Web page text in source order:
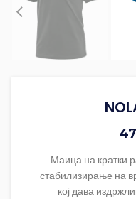
Маица на кратки
стабилизирање на
кој дава